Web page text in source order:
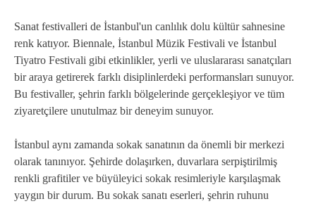
Sanat festivalleri de İstanbul'un canlılık dolu kültür sahnesine
renk katıyor. Biennale, İstanbul Müzik Festivali ve İstanbul
Tiyatro Festivali gibi etkinlikler, yerli ve uluslararası sanatçıları
bir araya getirerek farklı disiplinlerdeki performansları sunuyor.
Bu festivaller, şehrin farklı bölgelerinde gerçekleşiyor ve tüm
ziyaretçilere unutulmaz bir deneyim sunuyor.
İstanbul aynı zamanda sokak sanatının da önemli bir merkezi
olarak tanınıyor. Şehirde dolaşırken, duvarlara serpiştirilmiş
renkli grafitiler ve büyüleyici sokak resimleriyle karşılaşmak
yaygın bir durum. Bu sokak sanatı eserleri, şehrin ruhunu